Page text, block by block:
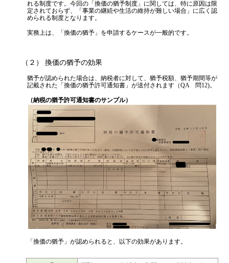
が免除又は軽
減される制度です。今回の「換価の猶予制度」に関しては、特に原因
は限定されておらず、「事業の継続や生活の維持が難しい場合」に広
猶予が認められた場合は、納税者に対して、猶予税額、猶予期間等が
（納税の猶予許可通知書のサンプル）